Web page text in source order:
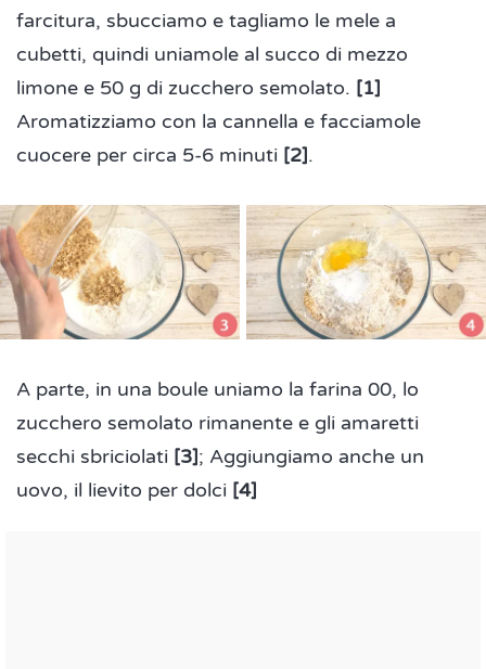
farcitura, sbucciamo e tagliamo le mele a
cubetti, quindi uniamole al succo di mezzo
limone e 50 g di zucchero semolato. [1]
Aromatizziamo con la cannella e facciamole
cuocere per circa 5-6 minuti [2].
A parte, in una boule uniamo la farina 00, lo
zucchero semolato rimanente e gli amaretti
secchi sbriciolati [3]; Aggiungiamo anche un
uovo, il lievito per dolci [4]